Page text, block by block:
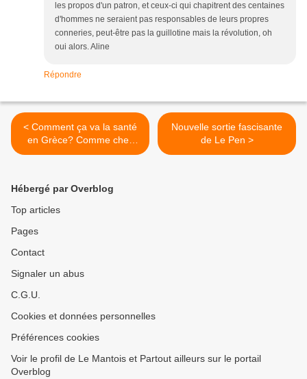
les propos d'un patron, et ceux-ci qui chapitrent des centaines
d'hommes ne seraient pas responsables de leurs propres
conneries, peut-être pas la guillotine mais la révolution, oh
oui alors. Aline
Répondre
< Comment ça va la santé
en Grèce? Comme chez
vous?
Nouvelle sortie fascisante
de Le Pen >
Hébergé par Overblog
Top articles
Pages
Contact
Signaler un abus
C.G.U.
Cookies et données personnelles
Préférences cookies
Voir le profil de Le Mantois et Partout ailleurs sur le portail
Overblog